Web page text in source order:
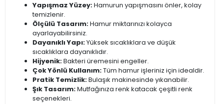
Yapışmaz Yüzey:Hamurun yapışmasını önler, kolay
temizlenir.
Ölçülü Tasarım:Hamur miktarınızı kolayca
ayarlayabilirsiniz.
Dayanıklı Yapı:Yüksek sıcaklıklara ve düşük
sıcaklıklara dayanıklıdır.
Hijyenik:Bakteri üremesini engeller.
Çok Yönlü Kullanım:Tüm hamur işleriniz için idealdir.
Pratik Temizlik:Bulaşık makinesinde yıkanabilir.
Şık Tasarım:Mutfağınıza renk katacak çeşitli renk
seçenekleri.